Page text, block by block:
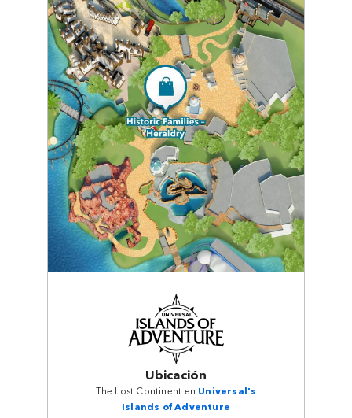
Ubicación
The Lost Continent en Universal's
Islands of Adventure